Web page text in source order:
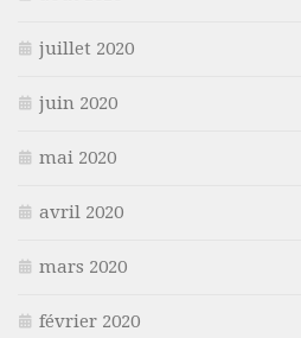
juillet 2020
juin 2020
mai 2020
avril 2020
mars 2020
février 2020